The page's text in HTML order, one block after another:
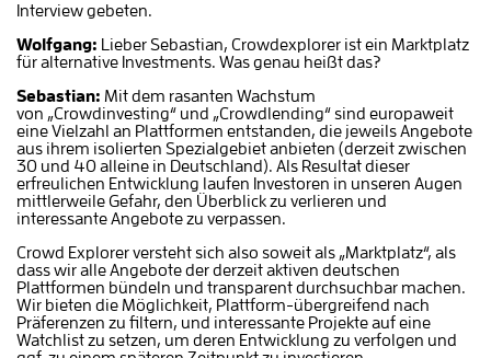
Interview gebeten.
Wolfgang: Lieber Sebastian, Crowdexplorer ist ein Marktplatz
für alternative Investments. Was genau heißt das?
Sebastian: Mit dem rasanten Wachstum
von „Crowdinvesting“ und „Crowdlending“ sind europaweit
eine Vielzahl an Plattformen entstanden, die jeweils Angebote
aus ihrem isolierten Spezialgebiet anbieten (derzeit zwischen
30 und 40 alleine in Deutschland). Als Resultat dieser
erfreulichen Entwicklung laufen Investoren in unseren Augen
mittlerweile Gefahr, den Überblick zu verlieren und
interessante Angebote zu verpassen.
Crowd Explorer versteht sich also soweit als „Marktplatz“, als
dass wir alle Angebote der derzeit aktiven deutschen
Plattformen bündeln und transparent durchsuchbar machen.
Wir bieten die Möglichkeit, Plattform-übergreifend nach
Präferenzen zu filtern, und interessante Projekte auf eine
Watchlist zu setzen, um deren Entwicklung zu verfolgen und